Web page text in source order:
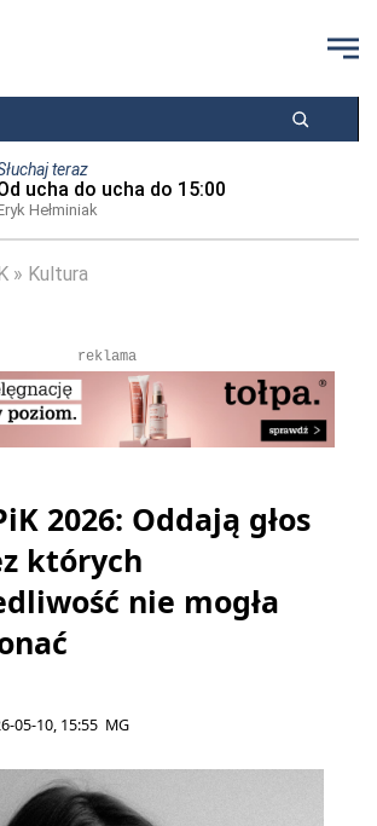
teraz
ucha do ucha do 15:00
Hełminiak
Kultura
reklama
2026: Oddają głos
których
nie mogła
05-10, 15:55 MG